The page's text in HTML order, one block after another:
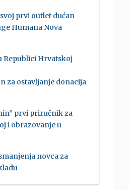
prvi outlet dućan
Humana Nova
Republici Hrvatskoj
za ostavljanje donacija
prvi priručnik za
i obrazovanje u
novca za